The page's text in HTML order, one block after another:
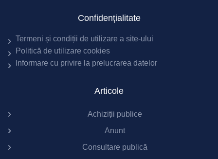
Confidențialitate
Termeni și condiții de utilizare a site-ului
Politică de utilizare cookies
Informare cu privire la prelucrarea datelor
Articole
Achiziții publice
Anunt
Consultare publică